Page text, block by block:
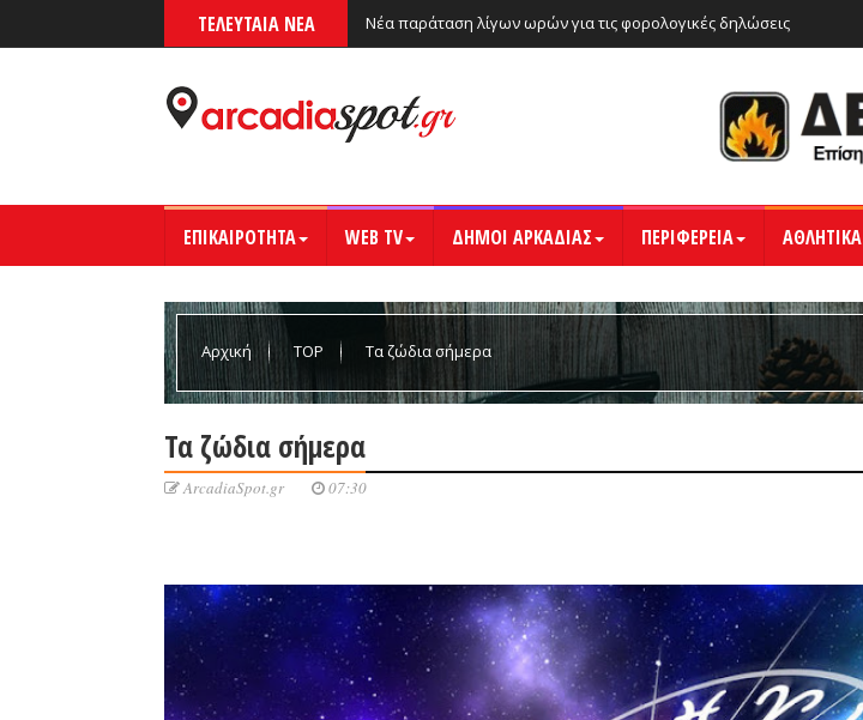
ΤΕΛΕΥΤΑΙΑ ΝΕΑ Νέα παράταση λίγων ωρών για τις φορολογικές δηλώσεις
ΕΠΙΚΑΙΡΟΤΗΤΑ WEB TV ΔΗΜΟΙ ΑΡΚΑΔΙΑΣ ΠΕΡΙΦΕΡΕΙΑ ΑΘΛΗΤΙΚΑ
Αρχική TOP Τα ζώδια σήμερα
Τα ζώδια σήμερα
ArcadiaSpot.gr 07:30